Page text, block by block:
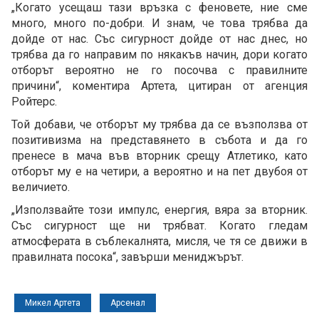
„Когато усещаш тази връзка с феновете, ние сме
много, много по-добри. И знам, че това трябва да
дойде от нас. Със сигурност дойде от нас днес, но
трябва да го направим по някакъв начин, дори когато
отборът вероятно не го посочва с правилните
причини“, коментира Артета, цитиран от агенция
Ройтерс.
Той добави, че отборът му трябва да се възползва от
позитивизма на представянето в събота и да го
пренесе в мача във вторник срещу Атлетико, като
отборът му е на четири, а вероятно и на пет двубоя от
величието.
„Използвайте този импулс, енергия, вяра за вторник.
Със сигурност ще ни трябват. Когато гледам
атмосферата в съблекалнята, мисля, че тя се движи в
правилната посока“, завърши мениджърът.
Микел Артета Арсенал